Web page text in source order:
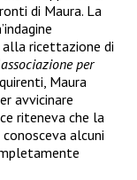
di Maura. La
alla ricettazione di
associazione per
Maura
avvicinare
riteneva che la
alcuni